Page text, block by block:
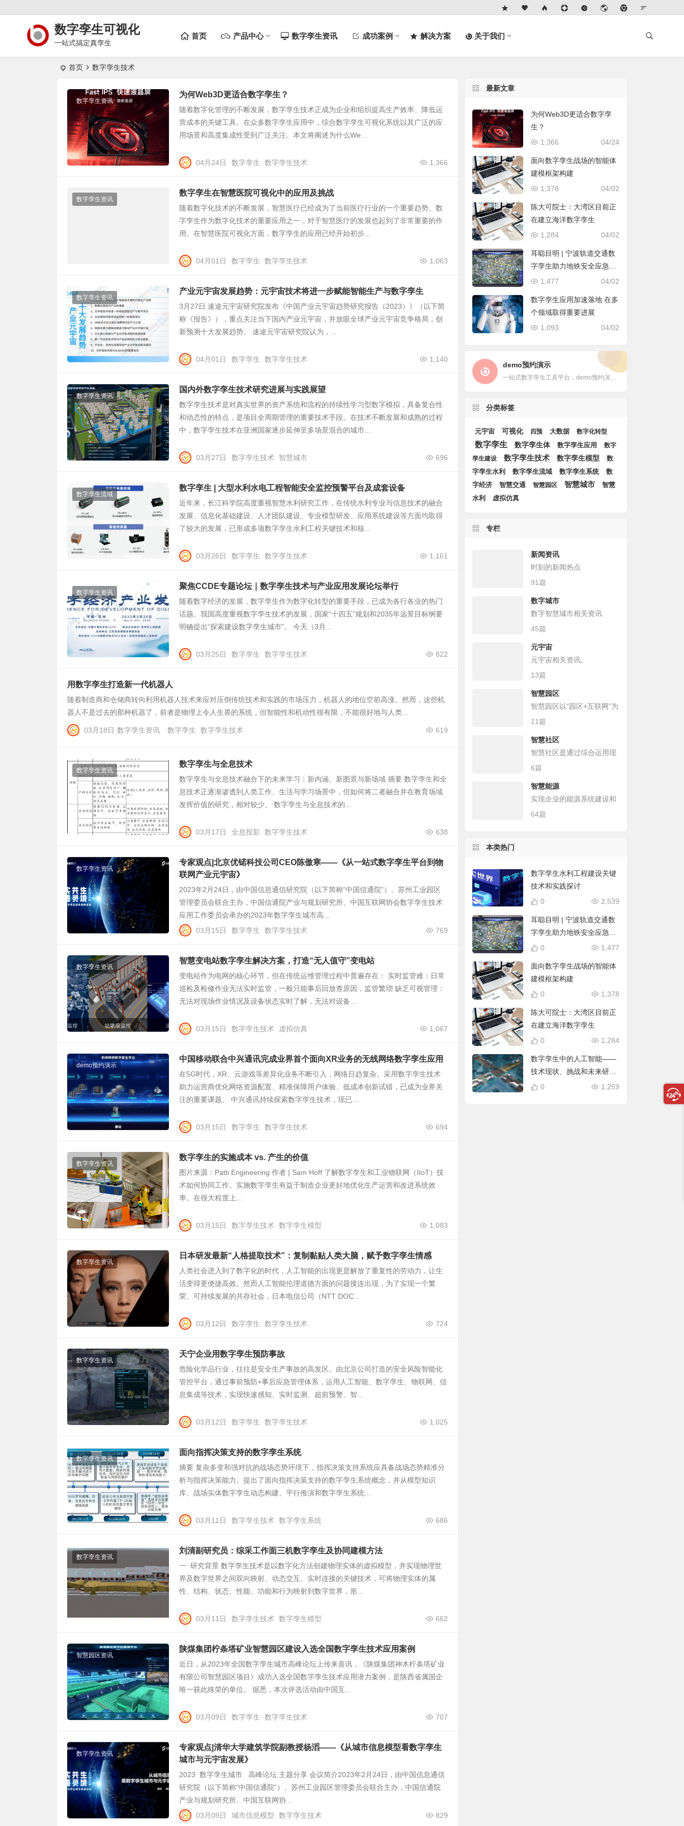
数字孪生可视化
一站式搞定真孪生
首页 产品中心 数字孪生资讯 成功案例 解决方案 关于我们
首页 数字孪生技术
数字孪生资讯
为何Web3D更适合数字孪生？
随着数字化管理的不断发展，数字孪生技术正成为企业和组织提高生产效率、降低运
营成本的关键工具。在众多数字孪生应用中，综合数字孪生可视化系统以其广泛的应
用场景和高度集成性受到广泛关注。本文将阐述为什么We...
04月24日 1,366
数字孪生 数字孪生技术
数字孪生资讯
数字孪生在智慧医院可视化中的应用及挑战
随着数字化技术的不断发展，智慧医疗已经成为了当前医疗行业的一个重要趋势。数
字孪生作为数字化技术的重要应用之一，对于智慧医疗的发展也起到了非常重要的作
用。在智慧医院可视化方面，数字孪生的应用已经开始初步...
04月01日 1,063
数字孪生 数字孪生技术
数字孪生资讯
产业元宇宙发展趋势：元宇宙技术将进一步赋能智能生产与数字孪生
3月27日 速途元宇宙研究院发布《中国产业元宇宙趋势研究报告（2023）》（以下简
称《报告》），重点关注当下国内产业元宇宙，并放眼全球产业元宇宙竞争格局，创
新预测十大发展趋势。 速途元宇宙研究院认为，...
04月01日 1,140
数字孪生 数字孪生技术
数字孪生资讯
国内外数字孪生技术研究进展与实践展望
数字孪生技术是对真实世界的资产系统和流程的持续性学习型数字模拟，具备复合性
和动态性的特点，是项目全周期管理的重要技术手段。在技术不断发展和成熟的过程
中，数字孪生技术在亚洲国家逐步延伸至多场景混合的城市...
03月27日 696
数字孪生技术 智慧城市
数字孪生流域
数字孪生 | 大型水利水电工程智能安全监控预警平台及成套设备
近年来，长江科学院高度重视智慧水利研究工作，在传统水利专业与信息技术的融合
发展、信息化基础建设、人才团队建设、专业模型研发、应用系统建设等方面均取得
了较大的发展，已形成多项数字孪生水利工程关键技术和核...
03月26日 1,161
数字孪生 数字孪生技术
数字孪生资讯
聚焦CCDE专题论坛｜数字孪生技术与产业应用发展论坛举行
随着数字经济的发展，数字孪生作为数字化转型的重要手段，已成为各行各业的热门
话题。我国高度重视数字孪生技术的发展，国家“十四五”规划和2035年远景目标纲要
明确提出“探索建设数字孪生城市”。 今天（3月...
03月25日 822
数字孪生 数字孪生技术
用数字孪生打造新一代机器人
随着制造商和仓储商转向利用机器人技术来应对压倒传统技术和实践的市场压力，机器人的地位空前高涨。然而，这些机
器人不是过去的那种机器了，前者是物理上令人生畏的系统，但智能性和机动性很有限，不能很好地与人类...
03月18日 数字孪生资讯 619
数字孪生 数字孪生技术
数字孪生资讯
数字孪生与全息技术
数字孪生与全息技术融合下的未来学习：新内涵、新图景与新场域 摘要 数字孪生和全
息技术正逐渐渗透到人类工作、生活与学习场景中，但如何将二者融合并在教育场域
发挥价值的研究，相对较少。 数字孪生与全息技术的...
03月17日 638
全息投影 数字孪生技术
数字孪生资讯
专家观点|北京优锘科技公司CEO陈傲寒——《从一站式数字孪生平台到物
联网产业元宇宙》
2023年2月24日，由中国信息通信研究院（以下简称“中国信通院”）、苏州工业园区
管理委员会联合主办，中国信通院产业与规划研究所、中国互联网协会数字孪生技术
应用工作委员会承办的2023年数字孪生城市高...
03月15日
769
数字孪生 数字孪生技术
数字孪生资讯
智慧变电站数字孪生解决方案，打造“无人值守”变电站
变电站作为电网的核心环节，但在传统运维管理过程中普遍存在： 实时监管难：日常
巡检及检修作业无法实时监管，一般只能事后回放查原因，监管繁琐 缺乏可视管理：
无法对现场作业情况及设备状态实时了解，无法对设备...
03月15日 1,067
数字孪生技术 虚拟仿真
demo预约演示
中国移动联合中兴通讯完成业界首个面向XR业务的无线网络数字孪生应用
在5G时代，XR、云游戏等差异化业务不断引入，网络日趋复杂。采用数字孪生技术
助力运营商优化网络资源配置、精准保障用户体验、低成本创新试错，已成为业界关
注的重要课题。 中兴通讯持续探索数字孪生技术，现已...
03月15日 694
数字孪生 数字孪生技术
数字孪生资讯
数字孪生的实施成本 vs. 产生的价值
图片来源：Patti Engineering 作者 | Sam Hoff 了解数字孪生和工业物联网（IIoT）技
术如何协同工作。实施数字孪生有益于制造企业更好地优化生产运营和改进系统效
率。在很大程度上...
03月15日 1,083
数字孪生技术 数字孪生模型
数字孪生资讯
日本研发最新“人格提取技术”：复制黏贴人类大脑，赋予数字孪生情感
人类社会进入到了数字化的时代，人工智能的出现更是解放了重复性的劳动力，让生
活变得更便捷高效。然而人工智能伦理道德方面的问题接连出现，为了实现一个繁
荣、可持续发展的共存社会，日本电信公司（NTT DOC...
03月12日 724
数字孪生 数字孪生技术
数字孪生资讯
天宁企业用数字孪生预防事故
危险化学品行业，往往是安全生产事故的高发区。由北京公司打造的安全风险智能化
管控平台，通过事前预防+事后应急管理体系，运用人工智能、数字孪生、物联网、信
息集成等技术，实现快速感知、实时监测、超前预警、智...
03月12日 1,025
数字孪生 数字孪生技术
数字孪生资讯
面向指挥决策支持的数字孪生系统
摘要 复杂多变和强对抗的战场态势环境下，指挥决策支持系统应具备战场态势精准分
析与指挥决策能力。提出了面向指挥决策支持的数字孪生系统概念，并从模型知识
库、战场实体数字孪生动态构建、平行推演和数字孪生系统...
03月11日 686
数字孪生技术 数字孪生系统
数字孪生资讯
刘清副研究员：综采工作面三机数字孪生及协同建模方法
一 研究背景 数字孪生技术是以数字化方法创建物理实体的虚拟模型，并实现物理世
界及数字世界之间双向映射、动态交互、实时连接的关键技术，可将物理实体的属
性、结构、状态、性能、功能和行为映射到数字世界，形...
03月11日 662
数字孪生技术 数字孪生模型
智慧园区资讯
陕煤集团柠条塔矿业智慧园区建设入选全国数字孪生技术应用案例
近日，从2023年全国数字孪生城市高峰论坛上传来喜讯，《陕煤集团神木柠条塔矿业
有限公司智慧园区项目》成功入选全国数字孪生技术应用潜力案例，是陕西省属国企
唯一获此殊荣的单位。 据悉，本次评选活动由中国互...
03月09日 707
数字孪生 数字孪生技术
数字孪生资讯
专家观点|清华大学建筑学院副教授杨滔——《从城市信息模型看数字孪生
城市与元宇宙发展》
2023 数字孪生城市 高峰论坛 主题分享 会议简介2023年2月24日，由中国信息通信
研究院（以下简称“中国信通院”）、苏州工业园区管理委员会联合主办，中国信通院
产业与规划研究所、中国互联网协...
03月09日
829
城市信息模型 数字孪生技术
最新文章
为何Web3D更适合数字孪
生？
04/24
1,366
面向数字孪生战场的智能体
建模框架构建
04/02
1,378
陈大可院士：大湾区目前正
在建立海洋数字孪生
04/02
1,284
耳聪目明 | 宁波轨道交通数
字孪生助力地铁安全应急保
障应用
04/02
1,477
数字孪生应用加速落地 在多
个领域取得重要进展
04/02
1,093
demo预约演示
一站式数字孪生工具平台，demo预约演示。
分类标签
元宇宙 可视化 四预 大数据 数字化转型
数字孪生 数字孪生体 数字孪生应用
数字
孪生建设
数字孪生技术 数字孪生模型
数
字孪生水利
数字孪生流域 数字孪生系统
数
字经济
智慧交通 智慧园区 智慧城市
智慧
水利
虚拟仿真
专栏
新闻资讯
时刻的新闻热点
91篇
数字城市
数字智慧城市相关资讯
45篇
元宇宙
元宇宙相关资讯。
13篇
智慧园区
智慧园区以“园区+互联网”为
理念，融入社交、移动、大
发展与城市生活居住的不同
空间有机组合，形成社群价
值关联、圈层资源共享、土
地全时利用的功能复合型城
市空间区域。
11篇
智慧社区
智慧社区是通过综合运用现
代科学技术，整合区域人、
屋等信息，统筹公共管理、
公共服务和商业服务等资
源，以智慧社区综合信息服
6篇
智慧能源
实现企业的能源系统建设和
管理协调，提升对能源的管
64篇
本类热门
数字孪生水利工程建设关键
技术和实践探讨
2,539
0
耳聪目明 | 宁波轨道交通数
字孪生助力地铁安全应急保
障应用
1,477
0
面向数字孪生战场的智能体
建模框架构建
1,378
0
陈大可院士：大湾区目前正
在建立海洋数字孪生
1,284
0
数字孪生中的人工智能——
技术现状、挑战和未来研究
课题
1,259
0